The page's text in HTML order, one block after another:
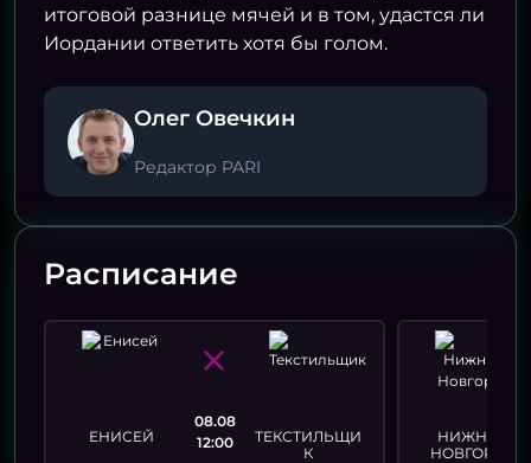
итоговой разнице мячей и в том, удастся ли
Иордании ответить хотя бы голом.
Олег Овечкин
Редактор PARI
Расписание
ЕНИСЕЙ
08.08
12:00
ТЕКСТИЛЬЩИ
К
НИЖНИЙ
НОВГОРОД